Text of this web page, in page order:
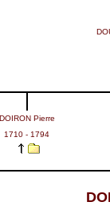
DOIRON Pierre
1710 - 1794